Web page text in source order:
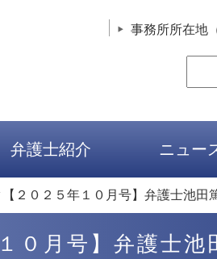
事務所所在地
弁護士紹介 ニュー
２０２５年１０月号】弁護士池田
０月号】弁護士池